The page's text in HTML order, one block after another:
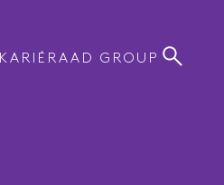
KARIÉRA AD GROUP